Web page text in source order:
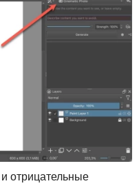
отрицательные